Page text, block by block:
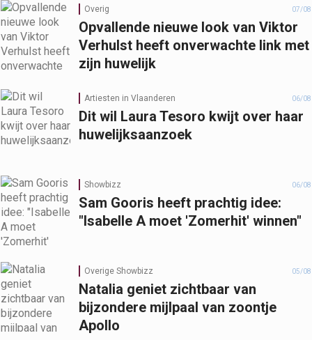
Overig 07/08
Opvallende nieuwe look van Viktor
Verhulst heeft onverwachte link met
zijn huwelijk
Artiesten in Vlaanderen 06/08
Dit wil Laura Tesoro kwijt over haar
huwelijksaanzoek
Showbizz 06/08
Sam Gooris heeft prachtig idee:
"Isabelle A moet 'Zomerhit' winnen"
Overige Showbizz 05/08
Natalia geniet zichtbaar van
bijzondere mijlpaal van zoontje
Apollo